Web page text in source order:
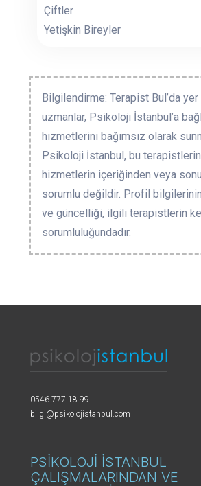
Çiftler
Yetişkin Bireyler
Bilgilendirme: Terapist Bul’da yer
uzmanlar, Psikoloji İstanbul’a
hizmetlerini bağımsız olarak
Psikoloji İstanbul, bu
hizmetlerin içeriğinden veya
sorumlu değildir. Profil
ve güncelliği, ilgili terapistlerin
sorumluluğundadır.
0546 777 18 99
bilgi@psikolojistanbul.com
PSİKOLOJİ İSTANBUL
ÇALIŞMALARINDAN VE